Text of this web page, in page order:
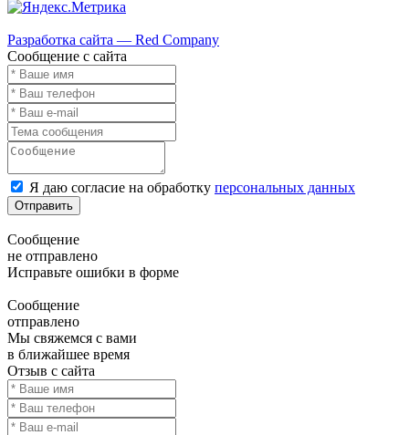
Разработка сайта — Red Company
Сообщение с сайта
Я даю согласие на обработку персональных данных
Отправить
Сообщение
не отправлено
Исправьте ошибки в форме
Сообщение
отправлено
Мы свяжемся с вами
в ближайшее время
Отзыв с сайта